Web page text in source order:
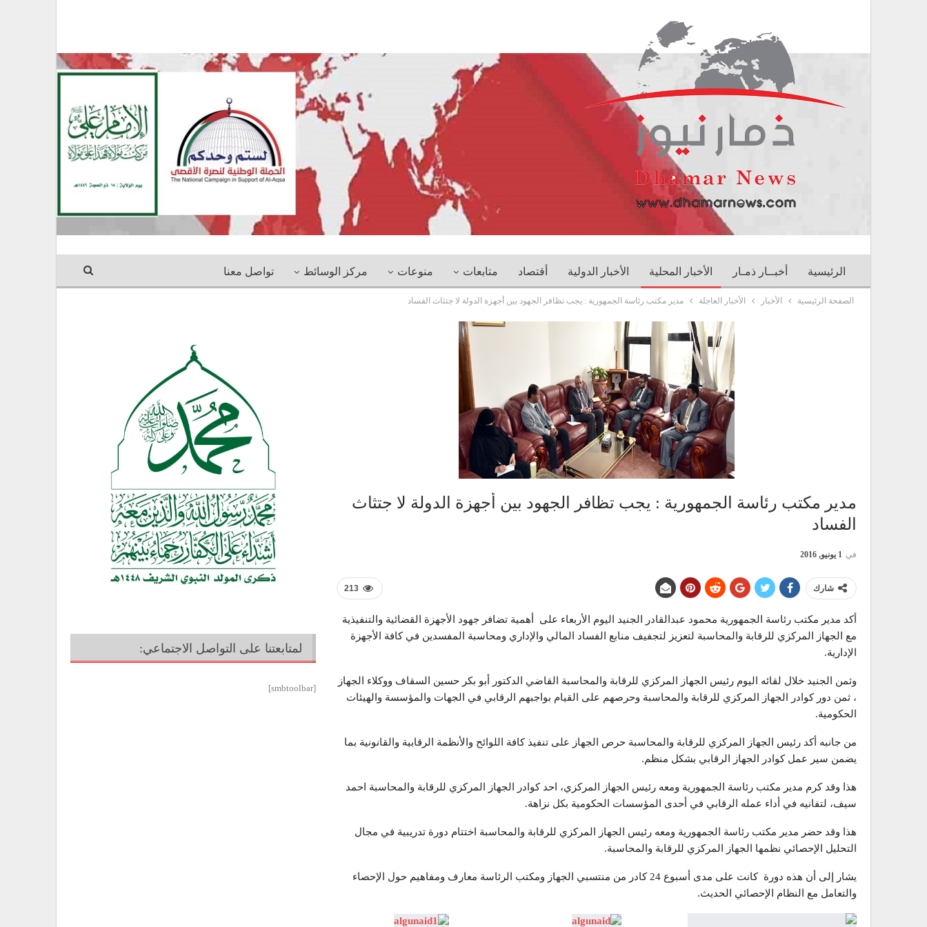
الرئيسية أخبــار ذمـار الأخبار المحلية الأخبار الدولية أقتصاد متابعات منوعات مركز الوسائط تواصل معنا
الصفحة الرئيسية الأخبار الأخبار العاجلة مدير مكتب رئاسة الجمهورية : يجب تظافر الجهود بين أجهزة الدولة لا جتثاث الفساد
مدير مكتب رئاسة الجمهورية : يجب تظافر الجهود بين أجهزة الدولة لا جتثاث
الفساد
في 1 يونيو, 2016
213 شارك
أكد مدير مكتب رئاسة الجمهورية محمود عبدالقادر الجنيد اليوم الأربعاء على أهمية تضافر جهود الأجهزة القضائية والتنفيذية
مع الجهاز المركزي للرقابة والمحاسبة لتعزيز لتجفيف منابع الفساد المالي والإداري ومحاسبة المفسدين في كافة الأجهزة
الإدارية.
وثمن الجنيد خلال لقائه اليوم رئيس الجهاز المركزي للرقابة والمحاسبة القاضي الدكتور أبو بكر حسين السقاف ووكلاء الجهاز
، ثمن دور كوادر الجهاز المركزي للرقابة والمحاسبة وحرصهم على القيام بواجبهم الرقابي في الجهات والمؤسسة والهيئات
الحكومية.
من جانبه أكد رئيس الجهاز المركزي للرقابة والمحاسبة حرص الجهاز على تنفيذ كافة اللوائح والأنظمة الرقابية والقانونية بما
يضمن سير عمل كوادر الجهاز الرقابي بشكل منظم.
هذا وقد كرم مدير مكتب رئاسة الجمهورية ومعه رئيس الجهاز المركزي، احد كوادر الجهاز المركزي للرقابة والمحاسبة احمد
سيف، لتفانيه في أداء عمله الرقابي في أحدى المؤسسات الحكومية بكل نزاهة.
هذا وقد حضر مدير مكتب رئاسة الجمهورية ومعه رئيس الجهاز المركزي للرقابة والمحاسبة اختتام دورة تدريبية في مجال
التحليل الإحصائي نظمها الجهاز المركزي للرقابة والمحاسبة.
يشار إلى أن هذه دورة كانت على مدى أسبوع 24 كادر من منتسبي الجهاز ومكتب الرئاسة معارف ومفاهيم حول الإحصاء
والتعامل مع النظام الإحصائي الحديث.
لمتابعتنا على التواصل الاجتماعي:
[smbtoolbar]